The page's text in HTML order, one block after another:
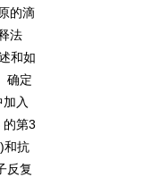
的滴
法
和如
确定
入
的第3
)和抗
反复